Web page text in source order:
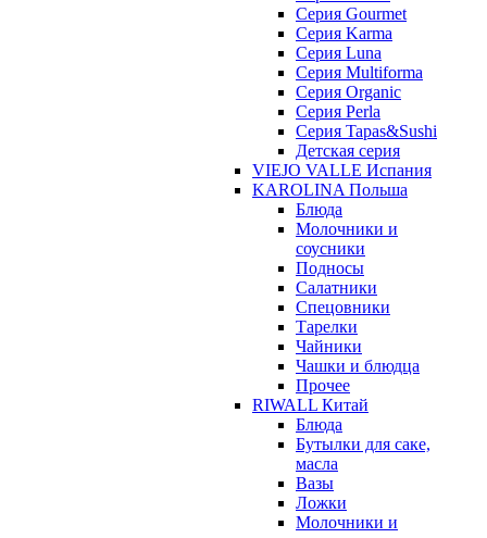
Серия Gourmet
Серия Karma
Серия Luna
Серия Multiforma
Серия Organic
Серия Perla
Серия Tapas&Sushi
Детская серия
VIEJO VALLE Испания
KAROLINA Польша
Блюда
Молочники и
соусники
Подносы
Салатники
Спецовники
Тарелки
Чайники
Чашки и блюдца
Прочее
RIWALL Китай
Блюда
Бутылки для саке,
масла
Вазы
Ложки
Молочники и